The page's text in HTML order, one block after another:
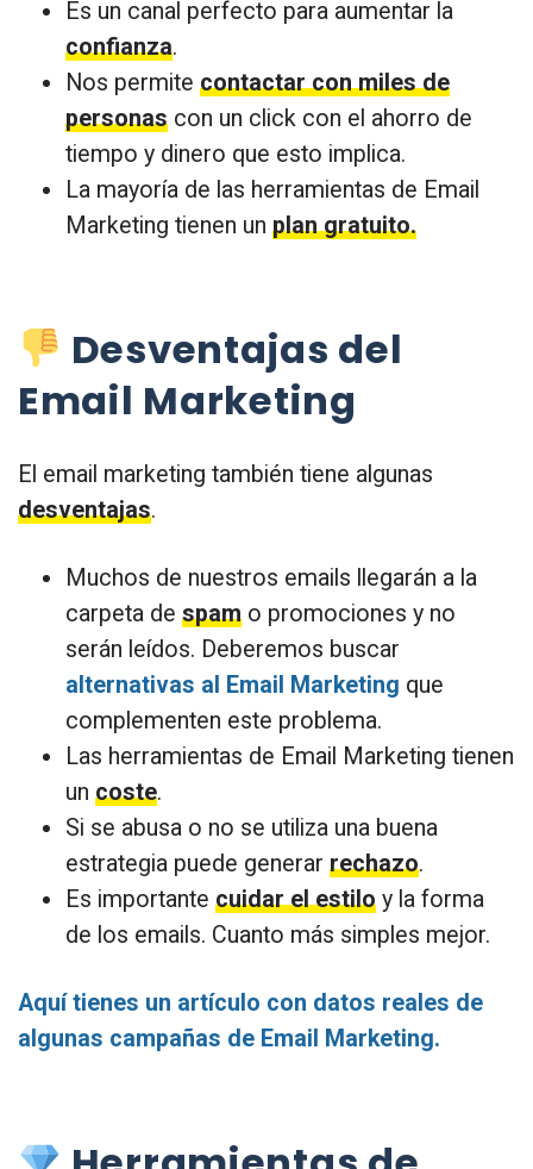
Es un canal perfecto para aumentar la
confianza.
Nos permite contactar con miles de
personas con un click con el ahorro de
tiempo y dinero que esto implica.
La mayoría de las herramientas de Email
Marketing tienen un plan gratuito.
Desventajas del
Email Marketing
El email marketing también tiene algunas
desventajas.
Muchos de nuestros emails llegarán a la
carpeta de spam o promociones y no
serán leídos. Deberemos buscar
alternativas al Email Marketing que
complementen este problema.
Las herramientas de Email Marketing tienen
un coste.
Si se abusa o no se utiliza una buena
estrategia puede generar rechazo.
Es importante cuidar el estilo y la forma
de los emails. Cuanto más simples mejor.
Aquí tienes un artículo con datos reales de
algunas campañas de Email Marketing.